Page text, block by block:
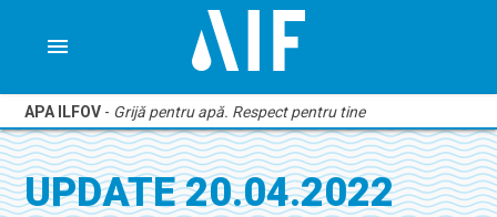
menu
APA ILFOV - Grijă pentru apă. Respect pentru tine
UPDATE 20.04.2022